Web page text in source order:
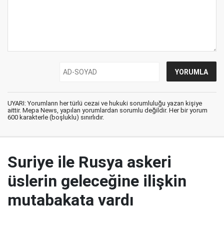
UYARI: Yorumların her türlü cezai ve hukuki sorumluluğu yazan kişiye
aittir. Mepa News, yapılan yorumlardan sorumlu değildir. Her bir yorum
600 karakterle (boşluklu) sınırlıdır.
Suriye ile Rusya askeri
üslerin geleceğine ilişkin
mutabakata vardı